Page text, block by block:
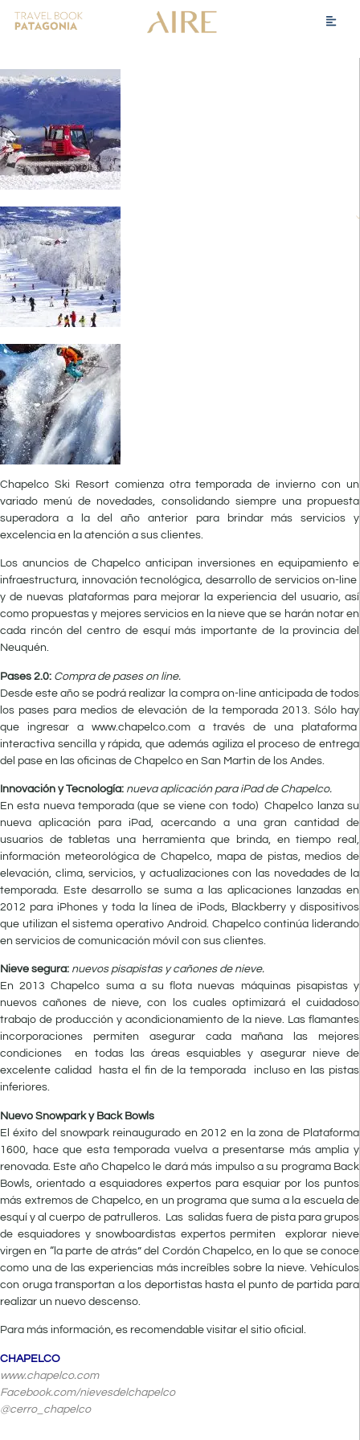
Chapelco Ski Resort comienza otra temporada de invierno con un
variado menú de novedades, consolidando siempre una propuesta
superadora a la del año anterior para brindar más servicios y
excelencia en la atención a sus clientes.
Los anuncios de Chapelco anticipan inversiones en equipamiento e
infraestructura, innovación tecnológica, desarrollo de servicios on-line
y de nuevas plataformas para mejorar la experiencia del usuario, así
como propuestas y mejores servicios en la nieve que se harán notar en
cada rincón del centro de esquí más importante de la provincia del
Neuquén.
Pases 2.0: Compra de pases on line.
Desde este año se podrá realizar la compra on-line anticipada de todos
los pases para medios de elevación de la temporada 2013. Sólo hay
que ingresar a www.chapelco.com a través de una plataforma
interactiva sencilla y rápida, que además agiliza el proceso de entrega
del pase en las oficinas de Chapelco en San Martin de los Andes.
Innovación y Tecnología: nueva aplicación para iPad de Chapelco.
En esta nueva temporada (que se viene con todo) Chapelco lanza su
nueva aplicación para iPad, acercando a una gran cantidad de
usuarios de tabletas una herramienta que brinda, en tiempo real,
información meteorológica de Chapelco, mapa de pistas, medios de
elevación, clima, servicios, y actualizaciones con las novedades de la
temporada. Este desarrollo se suma a las aplicaciones lanzadas en
2012 para iPhones y toda la línea de iPods, Blackberry y dispositivos
que utilizan el sistema operativo Android. Chapelco continúa liderando
en servicios de comunicación móvil con sus clientes.
Nieve segura: nuevos pisapistas y cañones de nieve.
En 2013 Chapelco suma a su flota nuevas máquinas pisapistas y
nuevos cañones de nieve, con los cuales optimizará el cuidadoso
trabajo de producción y acondicionamiento de la nieve. Las flamantes
incorporaciones permiten asegurar cada mañana las mejores
condiciones en todas las áreas esquiables y asegurar nieve de
excelente calidad hasta el fin de la temporada incluso en las pistas
inferiores.
Nuevo Snowpark y Back Bowls
El éxito del snowpark reinaugurado en 2012 en la zona de Plataforma
1600, hace que esta temporada vuelva a presentarse más amplia y
renovada. Este año Chapelco le dará más impulso a su programa Back
Bowls, orientado a esquiadores expertos para esquiar por los puntos
más extremos de Chapelco, en un programa que suma a la escuela de
esquí y al cuerpo de patrulleros. Las salidas fuera de pista para grupos
de esquiadores y snowboardistas expertos permiten explorar nieve
virgen en “la parte de atrás” del Cordón Chapelco, en lo que se conoce
como una de las experiencias más increíbles sobre la nieve. Vehículos
con oruga transportan a los deportistas hasta el punto de partida para
realizar un nuevo descenso.
Para más información, es recomendable visitar el sitio oficial.
CHAPELCO
www.chapelco.com
Facebook.com/nievesdelchapelco
@cerro_chapelco